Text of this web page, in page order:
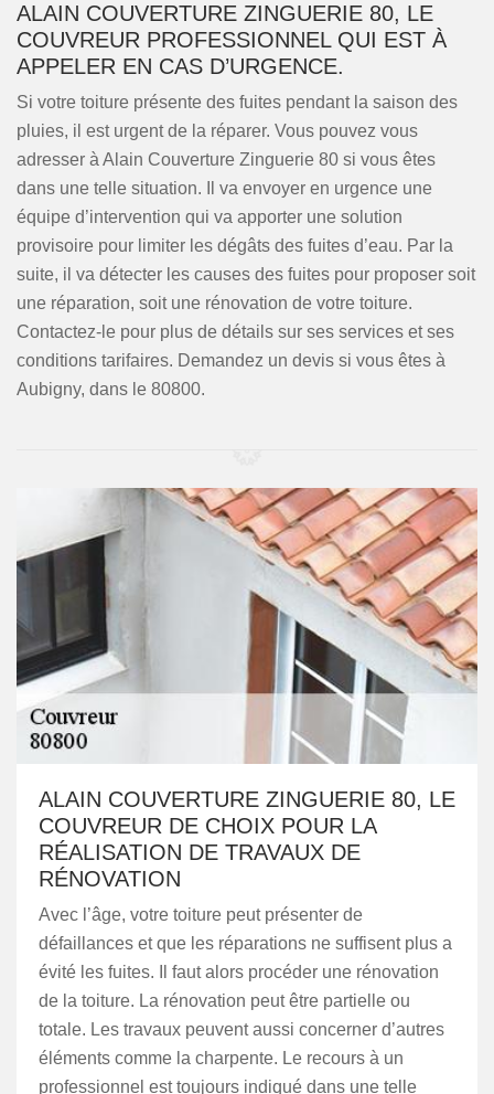
ALAIN COUVERTURE ZINGUERIE 80, LE
COUVREUR PROFESSIONNEL QUI EST À
APPELER EN CAS D’URGENCE.
Si votre toiture présente des fuites pendant la saison des
pluies, il est urgent de la réparer. Vous pouvez vous
adresser à Alain Couverture Zinguerie 80 si vous êtes
dans une telle situation. Il va envoyer en urgence une
équipe d’intervention qui va apporter une solution
provisoire pour limiter les dégâts des fuites d’eau. Par la
suite, il va détecter les causes des fuites pour proposer soit
une réparation, soit une rénovation de votre toiture.
Contactez-le pour plus de détails sur ses services et ses
conditions tarifaires. Demandez un devis si vous êtes à
Aubigny, dans le 80800.
ALAIN COUVERTURE ZINGUERIE 80, LE
COUVREUR DE CHOIX POUR LA
RÉALISATION DE TRAVAUX DE
RÉNOVATION
Avec l’âge, votre toiture peut présenter de
défaillances et que les réparations ne suffisent plus a
évité les fuites. Il faut alors procéder une rénovation
de la toiture. La rénovation peut être partielle ou
totale. Les travaux peuvent aussi concerner d’autres
éléments comme la charpente. Le recours à un
professionnel est toujours indiqué dans une telle